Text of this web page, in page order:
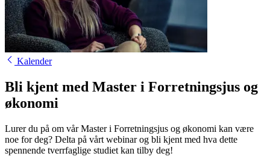
Kalender
Bli kjent med Master i Forretningsjus og
økonomi
Lurer du på om vår Master i Forretningsjus og økonomi kan være
noe for deg? Delta på vårt webinar og bli kjent med hva dette
spennende tverrfaglige studiet kan tilby deg!